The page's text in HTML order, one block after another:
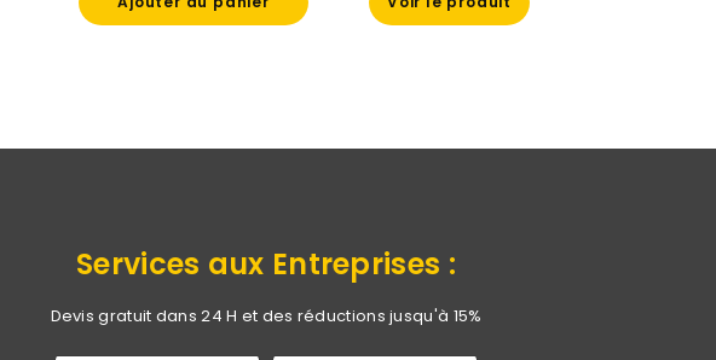
Services aux Entreprises :
Devis gratuit dans 24 H et des réductions jusqu'à 15%